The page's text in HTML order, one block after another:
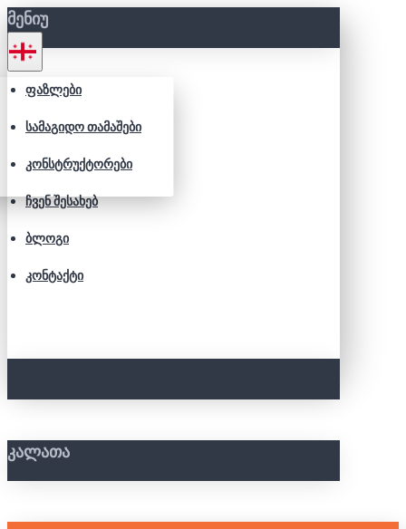
ᲛᲔᲜᲘᲣ
ᲤᲐᲖᲚᲔᲑᲘ
ᲡᲐᲛᲐᲒᲘᲓᲝ ᲗᲐᲛᲐᲨᲔᲑᲘ
ᲙᲝᲜᲡᲢᲠᲣᲥᲢᲝᲠᲔᲑᲘ
ᲩᲕᲔᲜ ᲨᲔᲡᲐᲮᲔᲑ
ᲑᲚᲝᲒᲘ
ᲙᲝᲜᲢᲐᲥᲢᲘ
ᲙᲐᲚᲐᲗᲐ